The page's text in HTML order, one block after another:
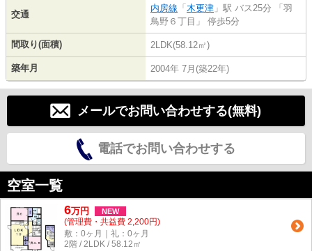
交通
内房線 「 木更津 」駅 バス25分 「羽
鳥野６丁目」 停歩5分
間取り(面積) 2LDK(58.12㎡)
築年月 2004年 7月(築22年)
メールでお問い合わせする(無料)
電話でお問い合わせする
空室一覧
6万円 NEW
(管理費・共益費 2,200円)
敷：0ヶ月｜礼：0ヶ月
2階 / 2LDK / 58.12㎡